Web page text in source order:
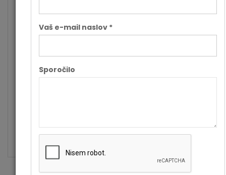
Vaš e-mail naslov *
Sporočilo
Barva
bela
/
Garancija v
dodatno